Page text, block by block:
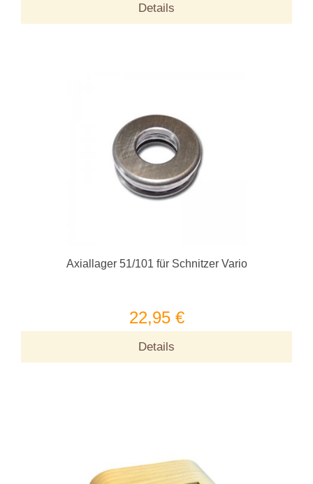
Details
Axiallager 51/101 für Schnitzer Vario
22,95 €
Details